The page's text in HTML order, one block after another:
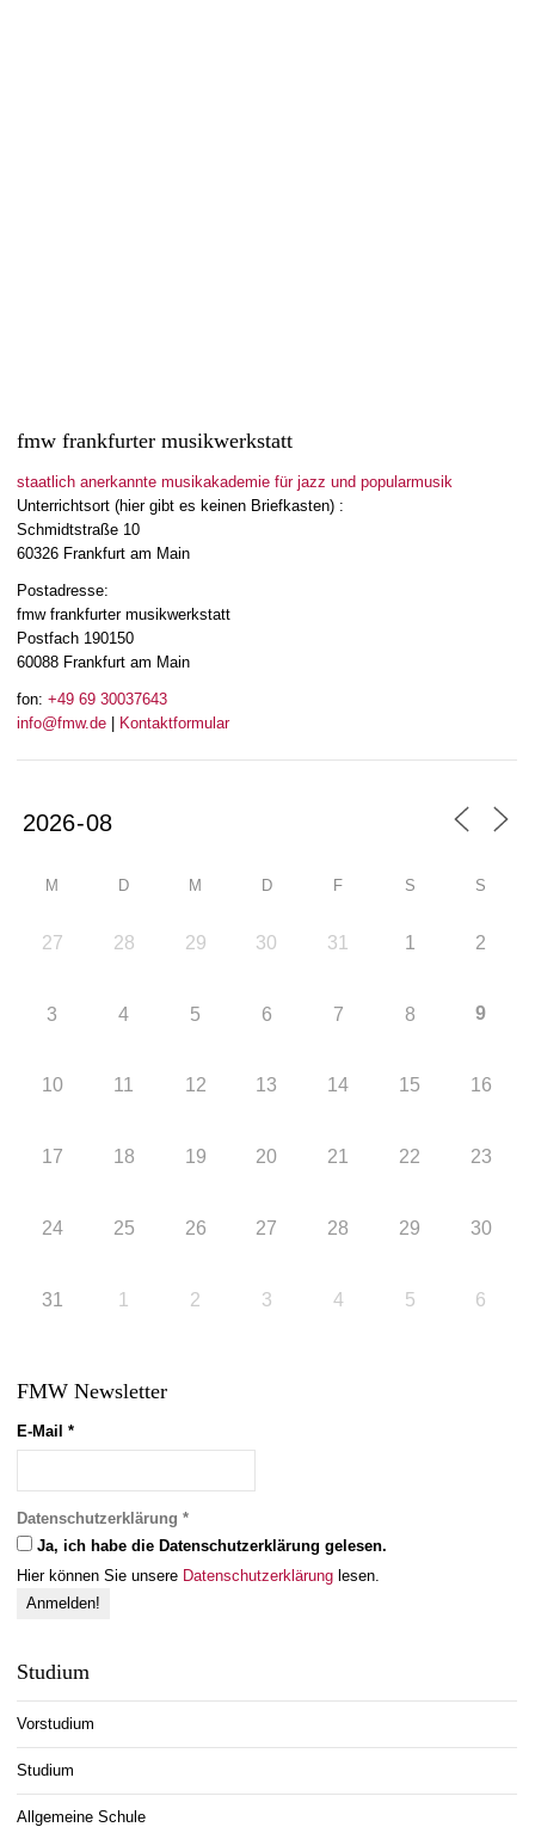
fmw frankfurter musikwerkstatt
staatlich anerkannte musikakademie für jazz und popularmusik
Unterrichtsort (hier gibt es keinen Briefkasten) :
Schmidtstraße 10
60326 Frankfurt am Main
Postadresse:
fmw frankfurter musikwerkstatt
Postfach 190150
60088 Frankfurt am Main
fon: +49 69 30037643
info@fmw.de
Kontaktformular
M D M D F S S
27 28 29 30 31 1 2
3 4 5 6 7 8 9
10 11 12 13 14 15 16
17 18 19 20 21 22 23
24 25 26 27 28 29 30
31 1 2 3 4 5 6
FMW Newsletter
E-Mail *
Datenschutzerklärung *
Ja, ich habe die Datenschutzerklärung gelesen.
Hier können Sie unsere Datenschutzerklärung lesen.
Studium
Vorstudium
Studium
Allgemeine Schule